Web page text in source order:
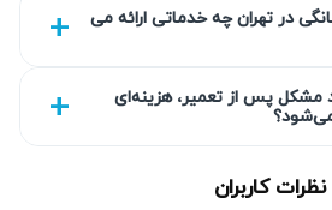
است. این گارانتی تعهد ما به پشتیبانی پس از
شما از کیفیت کار را نشان می‌دهد. در
خدمات پشتیبانی مطابق شرایط
به انتخاب شما
در تهران چه خدماتی ارائه می
مشکل پس از تعمیر، هزینه‌ای
می‌شود؟
نظرات کاربران